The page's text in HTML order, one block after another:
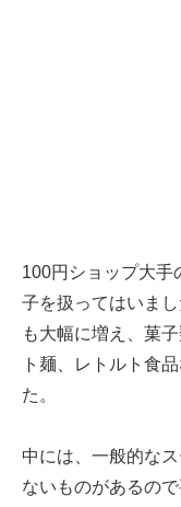
100円ショップ大手
子を扱ってはいま
も大幅に増え、菓
ト麺、レトルト食
た。
中には、一般的な
ないものがあるの